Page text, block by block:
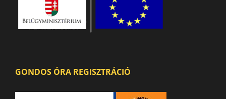
GONDOS ÓRA REGISZTRÁCIÓ